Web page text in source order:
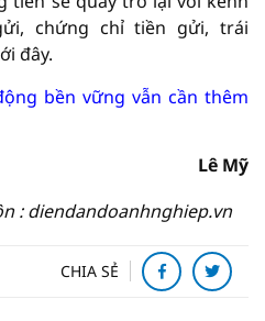
chứng chỉ tiền gửi, trái
đây.
bền vững vẫn cần thêm
Lê Mỹ
: diendandoanhnghiep.vn
CHIA SẺ